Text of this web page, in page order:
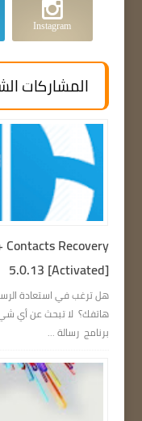
Instagram
المشاركات
Recovery
5.0.13 [Activated]
هل ترغب في استعادة
هاتفك؟ لا تبحث عن أي
برنامج رسالة ...